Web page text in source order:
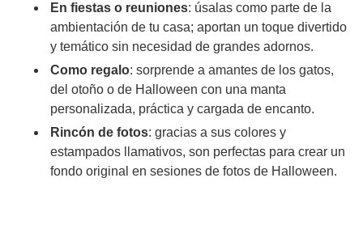
En fiestas o reuniones: úsalas como parte de la
ambientación de tu casa; aportan un toque divertido
y temático sin necesidad de grandes adornos.
Como regalo: sorprende a amantes de los gatos,
del otoño o de Halloween con una manta
personalizada, práctica y cargada de encanto.
Rincón de fotos: gracias a sus colores y
estampados llamativos, son perfectas para crear un
fondo original en sesiones de fotos de Halloween.